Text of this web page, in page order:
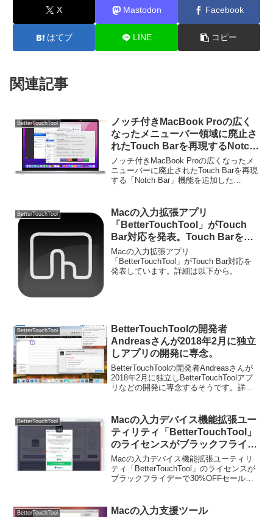
X Mastodon Facebook
はてブ LINE コピー
関連記事
BetterTouchTool
ノッチ付きMacBook Proの広く
なったメニューバー領域に廃止さ
れたTouch Barを再現するNotch
Bar機能を追加した
「BetterTouchTool v3.690」が
正式にリリース。
ノッチ付きMacBook Proの広くなったメ
ニューバーに廃止されたTouch Barを再現
する「Notch Bar」機能を追加した
BetterTouchTool
Macの入力拡張アプリ
「BetterTouchTool」がTouch
Bar対応を発表。Touch Barをサ
ポートしていないアプリも操作可
能に。
Macの入力拡張アプリ
「BetterTouchTool」がTouch Bar対応を
発表しています。詳細は以下から。
BetterTouchTool
BetterTouchToolの開発者
Andreasさんが2018年2月に独立
しアプリの開発に専念。
BetterTouchToolの開発者Andreasさんが
2018年2月に独立しBetterTouchToolアプ
リなどの開発に専念するそうです。詳細
BetterTouchTool
Macの入力デバイス機能拡張ユー
ティリティ「BetterTouchTool」
のライセンスがブラックフライデ
ーで30%OFFセール中。
Macの入力デバイス機能拡張ユーティリ
ティ「BetterTouchTool」のライセンスが
ブラックフライデーで30%OFFセールと
BetterTouchTool
Macの入力支援ツール